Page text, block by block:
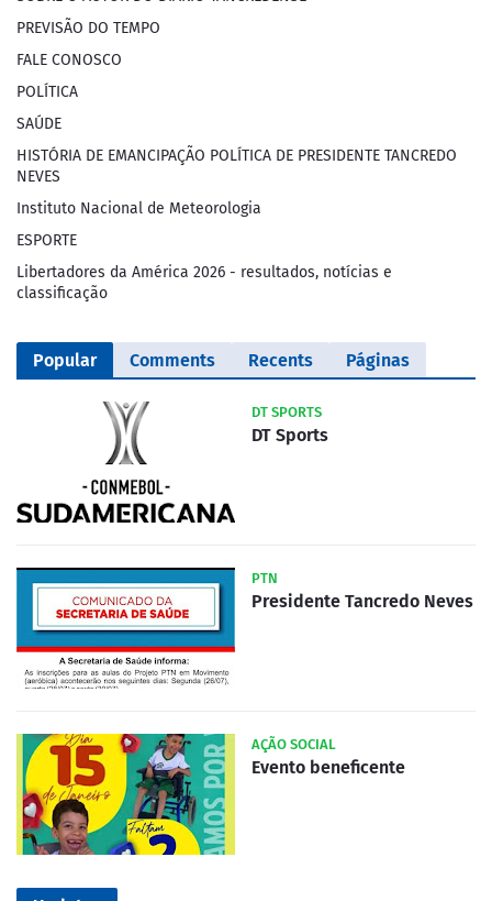
PREVISÃO DO TEMPO
FALE CONOSCO
POLÍTICA
SAÚDE
HISTÓRIA DE EMANCIPAÇÃO POLÍTICA DE PRESIDENTE TANCREDO
NEVES
Instituto Nacional de Meteorologia
ESPORTE
Libertadores da América 2026 - resultados, notícias e
classificação
Popular Comments Recents Páginas
DT SPORTS
DT Sports
PTN
Presidente Tancredo Neves
AÇÃO SOCIAL
Evento beneficente